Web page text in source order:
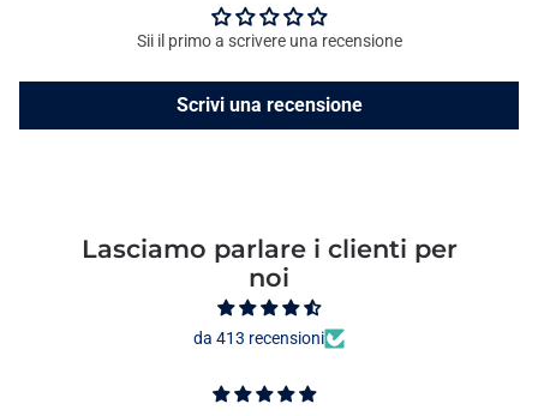
Sii il primo a scrivere una recensione
Scrivi una recensione
Lasciamo parlare i clienti per
noi
da 413 recensioni